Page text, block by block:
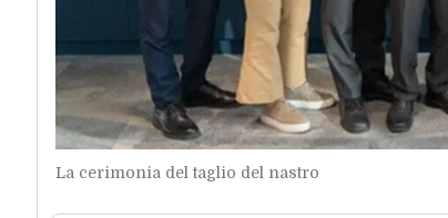
La cerimonia del taglio del nastro